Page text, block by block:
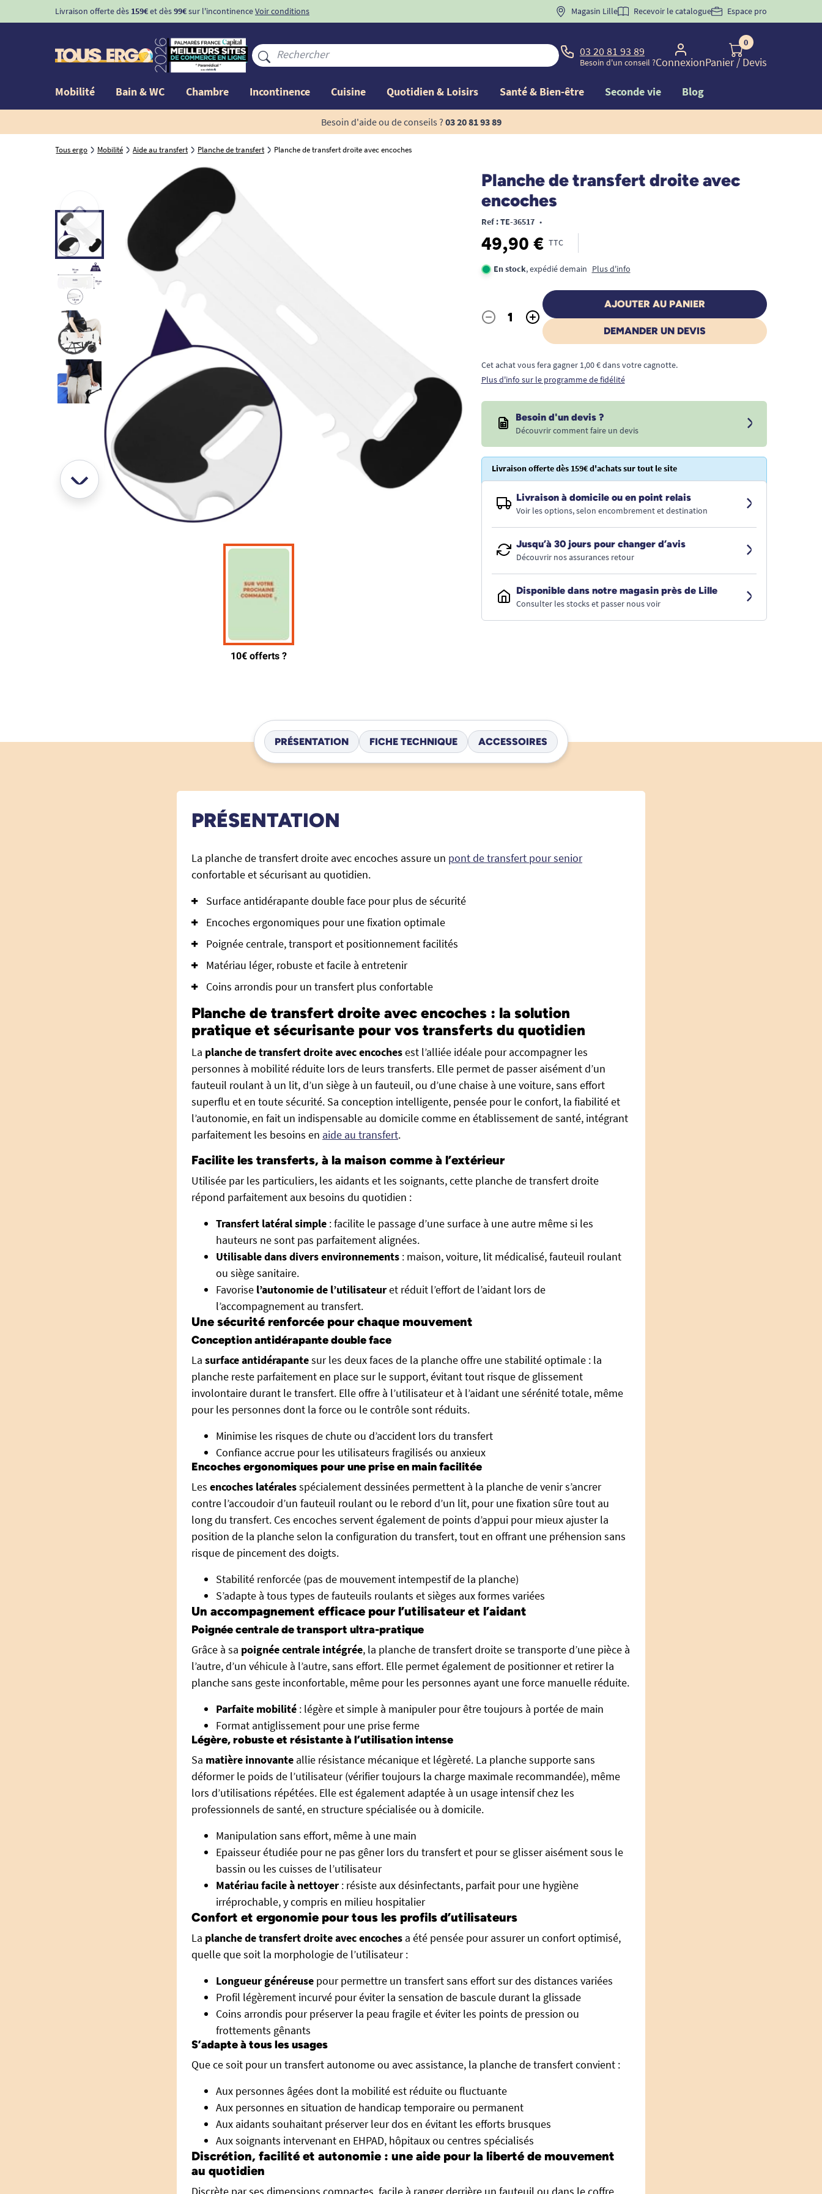
Livraison offerte dès 159€et dès99€sur l'incontinenceVoir conditions BIENVENUE" pourla 1ère commande d'incontinence
Magasin Lille Recevoir le catalogue Espace pro
03 20 81 93 89
Besoin d'un conseil ?Connexion
0
Panier/ Devis
Mobilité Bain & WC Chambre Incontinence Cuisine Quotidien & Loisirs Santé & Bien-être Seconde vie Blog
Besoin d'aide ou de conseils ? 03 20 81 93 89
Tous ergo Mobilité Aide au transfert Planche de transfert Planche de transfert droite avec encoches
Planche de transfert droite avec
encoches
Ref : TE-36517 •
49,90 € TTC
En stock, expédié demain Plus d'info
Quantité
- +
AJOUTER AU PANIER
DEMANDER UN DEVIS
Cet achat vous fera gagner 1,00 € dans votre cagnotte.
Plus d'info sur le programme de fidélité
Besoin d'un devis ?
Découvrir comment faire un devis
Livraison offerte dès 159€ d'achats sur tout le site
Livraison à domicile ou en point relais
Voir les options, selon encombrement et destination
Jusqu’à 30 jours pour changer d’avis
Découvrir nos assurances retour
Disponible dans notre magasin près de Lille
Consulter les stocks et passer nous voir
PRÉSENTATION FICHE TECHNIQUE ACCESSOIRES
PRÉSENTATION
La planche de transfert droite avec encoches assure un pont de transfert pour senior
confortable et sécurisant au quotidien.
Surface antidérapante double face pour plus de sécurité
Encoches ergonomiques pour une fixation optimale
Poignée centrale, transport et positionnement facilités
Matériau léger, robuste et facile à entretenir
Coins arrondis pour un transfert plus confortable
Planche de transfert droite avec encoches : la solution
pratique et sécurisante pour vos transferts du quotidien
La planche de transfert droite avec encochesest l’alliée idéale pour accompagner les
personnes à mobilité réduite lors de leurs transferts. Elle permet de passer aisément d’un
fauteuil roulant à un lit, d’un siège à un fauteuil, ou d’une chaise à une voiture, sans effort
superflu et en toute sécurité. Sa conception intelligente, pensée pour le confort, la fiabilité et
l’autonomie, en fait un indispensable au domicile comme en établissement de santé, intégrant
parfaitement les besoins en aide au transfert.
Facilite les transferts, à la maison comme à l’extérieur
Utilisée par les particuliers, les aidants et les soignants, cette planche de transfert droite
répond parfaitement aux besoins du quotidien :
Transfert latéral simple : facilite le passage d’une surface à une autre même si les
hauteurs ne sont pas parfaitement alignées.
Utilisable dans divers environnements : maison, voiture, lit médicalisé, fauteuil roulant
ou siège sanitaire.
Favorise l’autonomie de l’utilisateuret réduit l’effort de l’aidant lors de
l’accompagnement au transfert.
Une sécurité renforcée pour chaque mouvement
Conception antidérapante double face
La surface antidérapantesur les deux faces de la planche offre une stabilité optimale : la
planche reste parfaitement en place sur le support, évitant tout risque de glissement
involontaire durant le transfert. Elle offre à l’utilisateur et à l’aidant une sérénité totale, même
pour les personnes dont la force ou le contrôle sont réduits.
Minimise les risques de chute ou d’accident lors du transfert
Confiance accrue pour les utilisateurs fragilisés ou anxieux
Encoches ergonomiques pour une prise en main facilitée
Les encoches latéralesspécialement dessinées permettent à la planche de venir s’ancrer
contre l’accoudoir d’un fauteuil roulant ou le rebord d’un lit, pour une fixation sûre tout au
long du transfert. Ces encoches servent également de points d’appui pour mieux ajuster la
position de la planche selon la configuration du transfert, tout en offrant une préhension sans
risque de pincement des doigts.
Stabilité renforcée (pas de mouvement intempestif de la planche)
S’adapte à tous types de fauteuils roulants et sièges aux formes variées
Un accompagnement efficace pour l’utilisateur et l’aidant
Poignée centrale de transport ultra-pratique
Grâce à sa poignée centrale intégrée, la planche de transfert droite se transporte d’une pièce à
l’autre, d’un véhicule à l’autre, sans effort. Elle permet également de positionner et retirer la
planche sans geste inconfortable, même pour les personnes ayant une force manuelle réduite.
Parfaite mobilité : légère et simple à manipuler pour être toujours à portée de main
Format antiglissement pour une prise ferme
Légère, robuste et résistante à l’utilisation intense
Sa matière innovante allie résistance mécanique et légèreté. La planche supporte sans
déformer le poids de l’utilisateur (vérifier toujours la charge maximale recommandée), même
lors d’utilisations répétées. Elle est également adaptée à un usage intensif chez les
professionnels de santé, en structure spécialisée ou à domicile.
Manipulation sans effort, même à une main
Epaisseur étudiée pour ne pas gêner lors du transfert et pour se glisser aisément sous le
bassin ou les cuisses de l’utilisateur
Matériau facile à nettoyer : résiste aux désinfectants, parfait pour une hygiène
irréprochable, y compris en milieu hospitalier
Confort et ergonomie pour tous les profils d’utilisateurs
La planche de transfert droite avec encoches a été pensée pour assurer un confort optimisé,
quelle que soit la morphologie de l’utilisateur :
Longueur généreuse pour permettre un transfert sans effort sur des distances variées
Profil légèrement incurvé pour éviter la sensation de bascule durant la glissade
Coins arrondis pour préserver la peau fragile et éviter les points de pression ou
frottements gênants
S’adapte à tous les usages
Que ce soit pour un transfert autonome ou avec assistance, la planche de transfert convient :
Aux personnes âgées dont la mobilité est réduite ou fluctuante
Aux personnes en situation de handicap temporaire ou permanent
Aux aidants souhaitant préserver leur dos en évitant les efforts brusques
Aux soignants intervenant en EHPAD, hôpitaux ou centres spécialisés
Discrétion, facilité et autonomie : une aide pour la liberté de mouvement
au quotidien